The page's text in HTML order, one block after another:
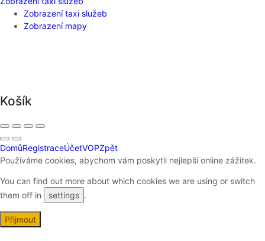
Zobrazení taxi služeb
Zobrazení mapy
Košík
DomůRegistraceÚčetVOPZpět
Používáme cookies, abychom vám poskytli nejlepší online zážitek.
You can find out more about which cookies we are using or switch
them off in
settings .
Přijmout